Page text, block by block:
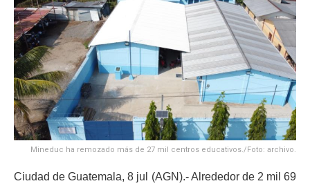
Mineduc ha remozado más de 27 mil centros educativos./Foto: archivo.
Ciudad de Guatemala, 8 jul (AGN).- Alrededor de 2 mil 69